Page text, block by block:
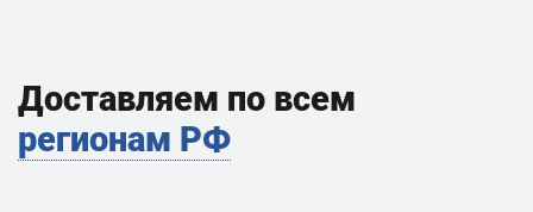
Доставляем по всем
регионам РФ